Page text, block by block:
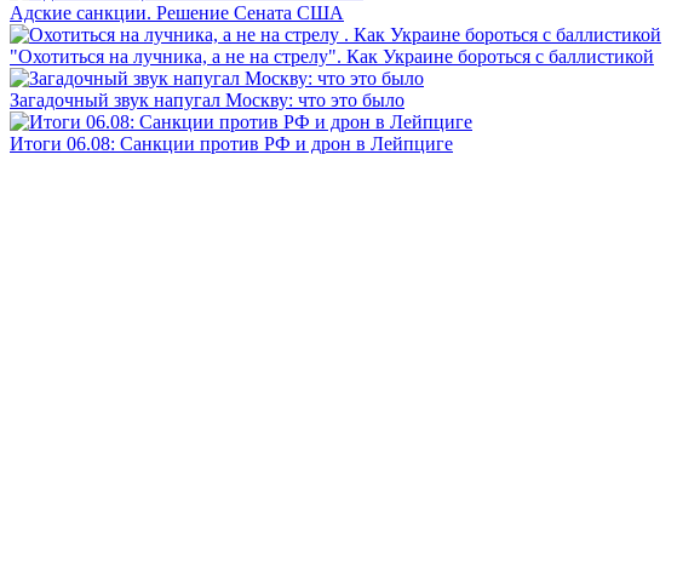
Адские санкции. Решение Сената США
"Охотиться на лучника, а не на стрелу". Как Украине бороться с баллистикой
Загадочный звук напугал Москву: что это было
Итоги 06.08: Санкции против РФ и дрон в Лейпциге